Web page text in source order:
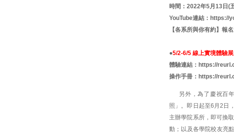
時間：2022年5月13日(
YouTube連結： https://
【各系所與你有約】報名
●5/2-6/5 線上實境體驗
體驗連結： https://
操作手冊： https://
另外，為了慶祝百
照」。即日起至6月2日
主辦學院系所，即可換
動；以及各學院校友亮